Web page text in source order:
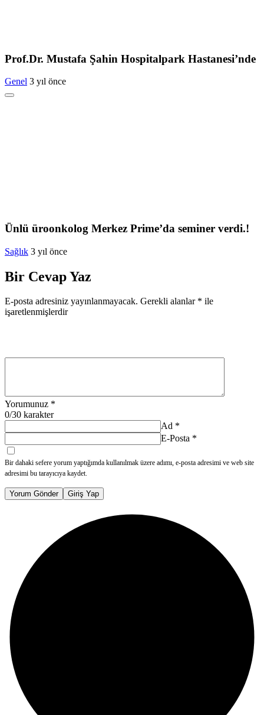
Prof.Dr. Mustafa Şahin Hospitalpark Hastanesi’nde
Genel 3 yıl önce
Ünlü üroonkolog Merkez Prime’da seminer verdi.!
Sağlık 3 yıl önce
Bir Cevap Yaz
E-posta adresiniz yayınlanmayacak. Gerekli alanlar * ile
işaretlenmişlerdir
Yorumunuz *
0/30 karakter
Ad *
E-Posta *
Bir dahaki sefere yorum yaptığımda kullanılmak üzere adımı, e-posta adresimi ve web site
adresimi bu tarayıcıya kaydet.
Yorum Gönder Giriş Yap